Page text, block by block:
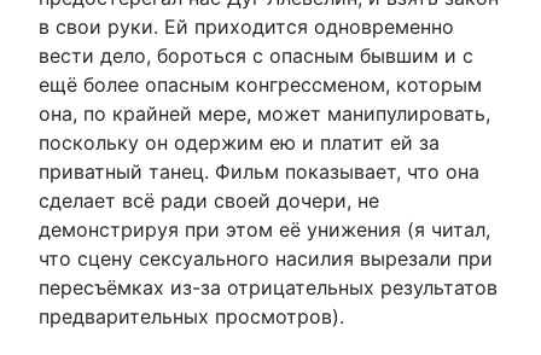
в свои руки. Ей приходится одновременно
вести дело, бороться с опасным бывшим и с
ещё более опасным конгрессменом, которым
она, по крайней мере, может манипулировать,
поскольку он одержим ею и платит ей за
приватный танец. Фильм показывает, что она
сделает всё ради своей дочери, не
демонстрируя при этом её унижения (я читал,
что сцену сексуального насилия вырезали при
пересъёмках из-за отрицательных результатов
предварительных просмотров).